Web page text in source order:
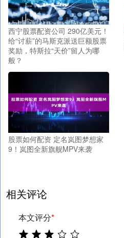
西宁股票配资公司 290亿美元！
给“讨薪”的马斯克派送巨额股票
奖励，特斯拉“天价”留人为哪
般？
股票如何配资 定名岚图梦想家
9！岚图全新旗舰MPV来袭
相关评论
本文评分*